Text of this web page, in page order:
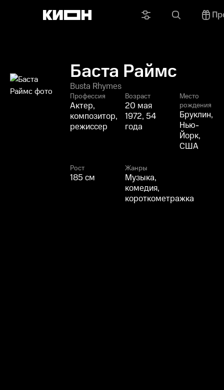
Баста Раймс
Busta Rhymes
Профессия
Актер,
композитор,
режиссер
Возраст
20 мая
1972, 54
года
Место
рождения
Бруклин,
Нью-
Йорк,
США
Рост
185 см
Жанры
Музыка,
комедия,
короткометражка